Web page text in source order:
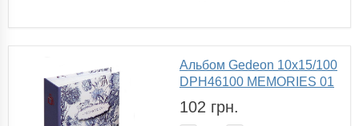
Альбом Gedeon 10х15/100
DPH46100 MEMORIES 01
102 грн.